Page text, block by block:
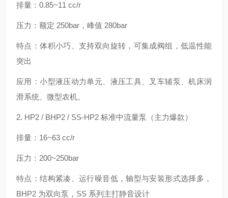
排量：0.85~11 cc/r
压力：额定 250bar，峰值 280bar
特点：体积小巧、支持双向旋转，可集成阀组，低温性能
突出
应用：小型液压动力单元、液压工具、叉车辅泵、机床润
滑系统、微型农机。
2. HP2 / BHP2 / SS-HP2 标准中流量泵（主力爆款）
排量：16~63 cc/r
压力：200~250bar
特点：结构紧凑、运行噪音低，轴型与安装形式选择多，
BHP2 为双向泵，SS 系列主打静音设计